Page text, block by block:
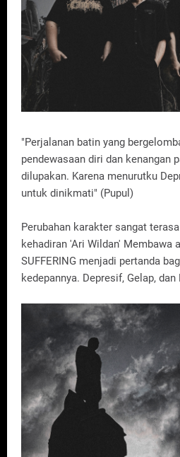
"Perjalanan batin yang
pendewasaan diri dan kenangan
dilupakan. Karena menurutku
untuk dinikmati" (Pupul)
Perubahan karakter sangat
kehadiran 'Ari Wildan' Membawa
SUFFERING menjadi pertanda
kedepannya. Depresif, Gelap, dan